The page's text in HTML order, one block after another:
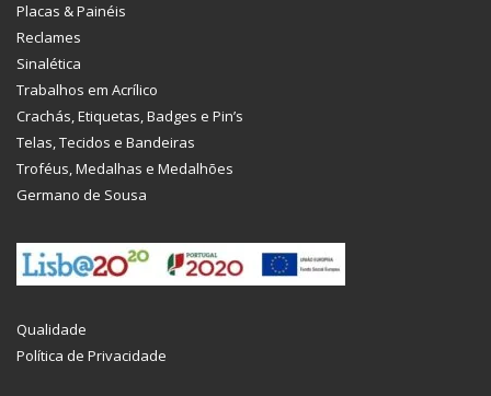
Placas & Painéis
Reclames
Sinalética
Trabalhos em Acrílico
Crachás, Etiquetas, Badges e Pin’s
Telas, Tecidos e Bandeiras
Troféus, Medalhas e Medalhões
Germano de Sousa
Qualidade
Política de Privacidade